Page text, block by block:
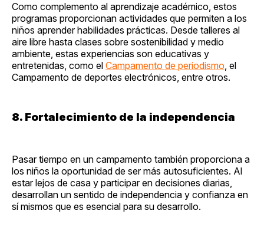
Como complemento al aprendizaje académico, estos
programas proporcionan actividades que permiten a los
niños aprender habilidades prácticas. Desde talleres al
aire libre hasta clases sobre sostenibilidad y medio
ambiente, estas experiencias son educativas y
entretenidas, como el Campamento de periodismo, el
Campamento de deportes electrónicos, entre otros.
8. Fortalecimiento de la independencia
Pasar tiempo en un campamento también proporciona a
los niños la oportunidad de ser más autosuficientes. Al
estar lejos de casa y participar en decisiones diarias,
desarrollan un sentido de independencia y confianza en
sí mismos que es esencial para su desarrollo.